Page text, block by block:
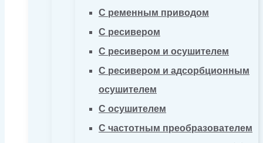
С ременным приводом
С ресивером
С ресивером и осушителем
С ресивером и адсорбционным
осушителем
С осушителем
С частотным преобразователем